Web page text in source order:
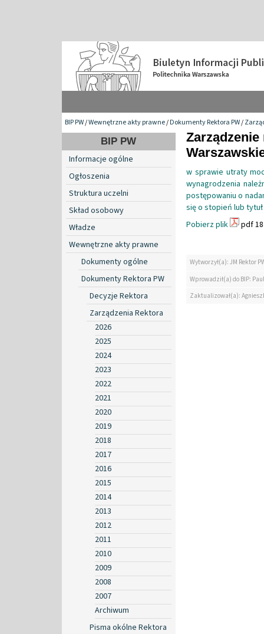
BIP PW/Wewnętrzne akty prawne/Dokumenty Rektora PW/
BIP PW
Informacje ogólne
Ogłoszenia
Struktura uczelni
Skład osobowy
Władze
Wewnętrzne akty prawne
Dokumenty ogólne
Dokumenty Rektora PW
Decyzje Rektora
Zarządzenia Rektora
2026
2025
2024
2023
2022
2021
2020
2019
2018
2017
2016
2015
2014
2013
2012
2011
2010
2009
2008
2007
Archiwum
Pisma okólne Rektora
w sprawie utraty
wynagrodzenia
postępowaniu o
się o stopień lub
Pobierz plik
pdf
Wytworzył(a): JM Rektor
Wprowadził(a) do BIP:
Zaktualizował(a):